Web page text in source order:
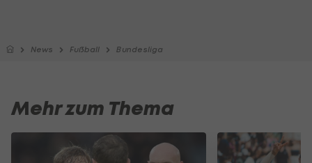
News Fußball Bundesliga
Mehr zum Thema